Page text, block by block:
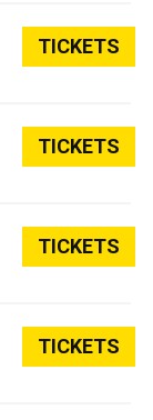
TICKETS
TICKETS
TICKETS
TICKETS